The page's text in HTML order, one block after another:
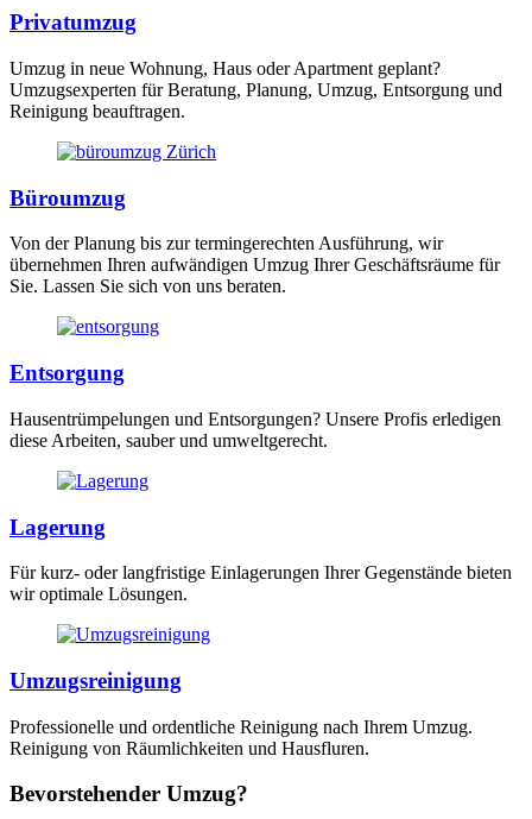
Privatumzug
Umzug in neue Wohnung, Haus oder Apartment geplant?
Umzugsexperten für Beratung, Planung, Umzug, Entsorgung und
Reinigung beauftragen.
Büroumzug
Von der Planung bis zur termingerechten Ausführung, wir
übernehmen Ihren aufwändigen Umzug Ihrer Geschäftsräume für
Sie. Lassen Sie sich von uns beraten.
Entsorgung
Hausentrümpelungen und Entsorgungen? Unsere Profis erledigen
diese Arbeiten, sauber und umweltgerecht.
Lagerung
Für kurz- oder langfristige Einlagerungen Ihrer Gegenstände bieten
wir optimale Lösungen.
Umzugsreinigung
Professionelle und ordentliche Reinigung nach Ihrem Umzug.
Reinigung von Räumlichkeiten und Hausfluren.
Bevorstehender Umzug?